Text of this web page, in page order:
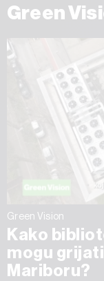
Green
Green Vision
Kako
mogu
Mariboru?